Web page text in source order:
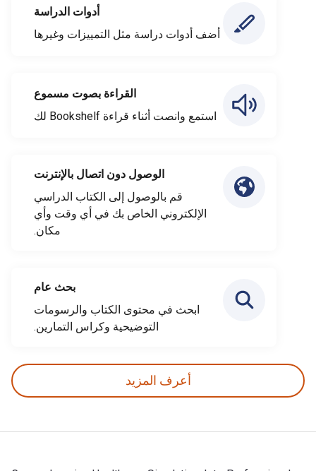
أدوات الدراسة
أضف أدوات دراسة مثل التمييزات وغيرها
القراءة بصوت مسموع
استمع وانصت أثناء قراءة Bookshelf لك
الوصول دون اتصال بالإنترنت
قم بالوصول إلى الكتاب الدراسي
الإلكتروني الخاص بك في أي وقت وأي
مكان.
بحث عام
ابحث في محتوى الكتاب والرسومات
التوضيحية وكراس التمارين.
أعرف المزيد